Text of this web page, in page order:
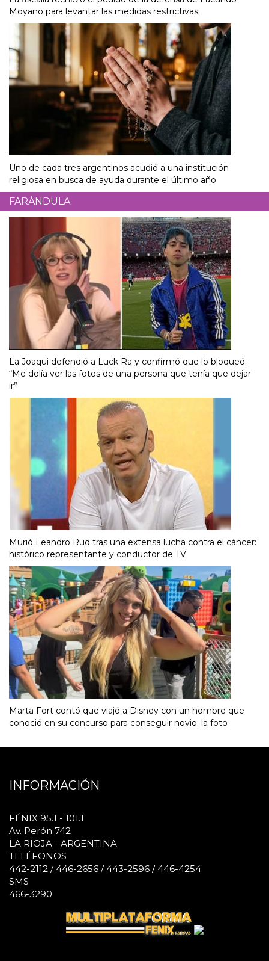
Moyano para levantar las medidas restrictivas
Uno de cada tres argentinos acudió a una institución
religiosa en busca de ayuda durante el último año
FARÁNDULA
La Joaqui defendió a Luck Ra y confirmó que lo bloqueó:
“Me dolía ver las fotos de una persona que tenía que dejar
ir”
Murió Leandro Rud tras una extensa lucha contra el cáncer:
histórico representante y conductor de TV
Marta Fort contó que viajó a Disney con un hombre que
conoció en su concurso para conseguir novio: la foto
INFORMACIÓN
FÉNIX 95.1 - 101.1
Av. Perón 742
LA RIOJA - ARGENTINA
TELÉFONOS
442-2112 / 446-2656 / 443-2596 / 446-4254
SMS
466-3290